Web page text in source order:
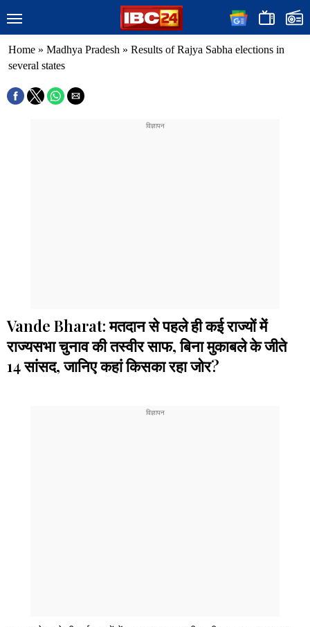
Home » Madhya Pradesh » Results of Rajya Sabha elections in
several states
Vande Bharat: मतदान से पहले ही कई राज्यों में
राज्यसभा चुनाव की तस्वीर साफ, बिना मुकाबले के जीते
14 सांसद, जानिए कहां किसका रहा जोर?